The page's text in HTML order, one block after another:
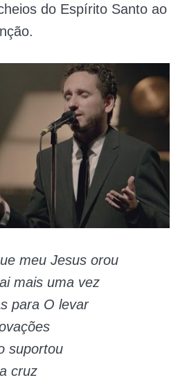
do Espírito Santo ao
meu Jesus orou
mais uma vez
para O levar
suportou
cruz